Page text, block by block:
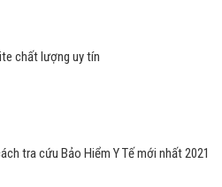
chất lượng uy tín
tra cứu Bảo Hiểm Y Tế mới nhất 2021